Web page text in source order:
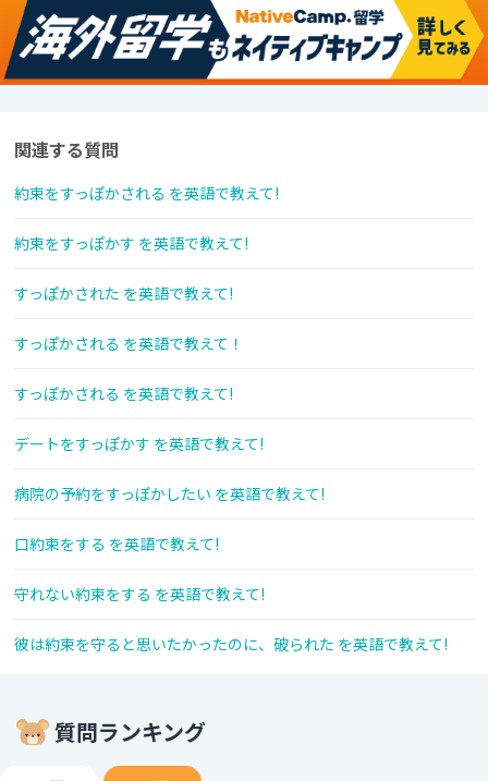
関連する質問
約束をすっぽかされる を英語で教えて!
約束をすっぽかす を英語で教えて!
すっぽかされた を英語で教えて!
すっぽかされる を英語で教えて！
すっぽかされる を英語で教えて!
デートをすっぽかす を英語で教えて!
病院の予約をすっぽかしたい を英語で教えて!
口約束をする を英語で教えて!
守れない約束をする を英語で教えて!
彼は約束を守ると思いたかったのに、破られた を英語で教えて!
質問ランキング